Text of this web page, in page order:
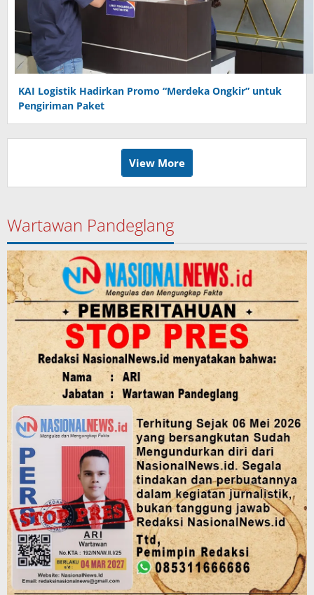
KAI Logistik Hadirkan Promo “Merdeka Ongkir” untuk
Pengiriman Paket
View More
Wartawan Pandeglang